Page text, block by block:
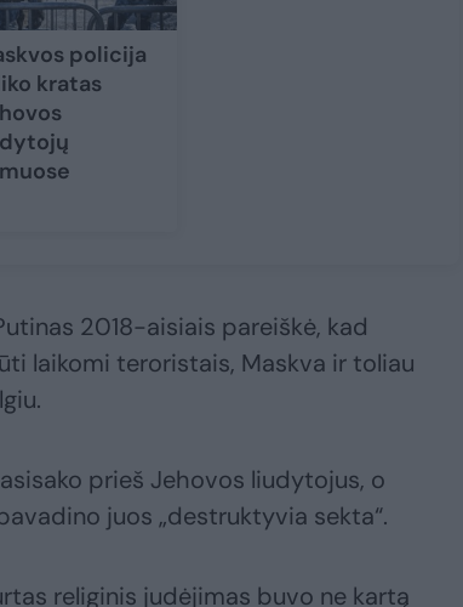
policija
kratas
2018-aisiais pareiškė, kad
laikomi teroristais, Maskva ir toliau
prieš Jehovos liudytojus, o
juos „destruktyvia sekta“.
religinis judėjimas buvo ne kartą